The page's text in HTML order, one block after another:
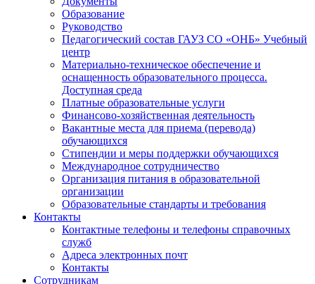
Образование
Руководство
Педагогический состав ГАУЗ СО «ОНБ» Учебный
центр
Материально-техническое обеспечение и
оснащенность образовательного процесса.
Доступная среда
Платные образовательные услуги
Финансово-хозяйственная деятельность
Вакантные места для приема (перевода)
обучающихся
Стипендии и меры поддержки обучающихся
Международное сотрудничество
Организация питания в образовательной
организации
Образовательные стандарты и требования
Контакты
Контактные телефоны и телефоны справочных
служб
Адреса электронных почт
Контакты
Сотрудникам